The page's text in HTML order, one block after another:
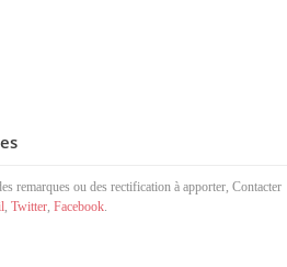
remarques ou des rectification à apporter, Contacter
, Twitter, Facebook.